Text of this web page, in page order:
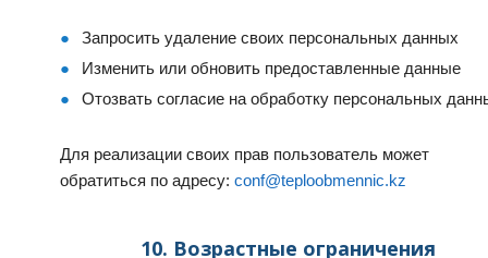
Запросить удаление своих персональных данных
Изменить или обновить предоставленные данные
Отозвать согласие на обработку персональных
Для реализации своих прав пользователь может
обратиться по адресу: conf@teploobmennic.kz
10. Возрастные ограничения